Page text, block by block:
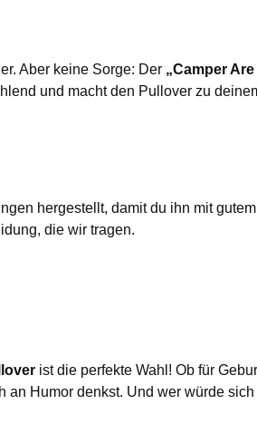
Aber keine Sorge: Der „Camper
und macht den Pullover zu
hergestellt, damit du ihn mit
die wir tragen.
ist die perfekte Wahl! Ob für
Humor denkst. Und wer würde